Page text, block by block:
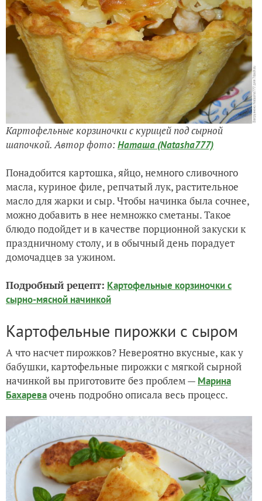
Картофельные корзиночки с курицей под сырной
шапочкой. Автор фото:Наташа (Natasha777)
Понадобится картошка, яйцо, немного сливочного
масла, куриное филе, репчатый лук, растительное
масло для жарки и сыр. Чтобы начинка была сочнее,
можно добавить в нее немножко сметаны. Такое
блюдо подойдет и в качестве порционной закуски к
праздничному столу, и в обычный день порадует
домочадцев за ужином.
Подробный рецепт: Картофельные корзиночки с
сырно-мясной начинкой
Картофельные пирожки с сыром
А что насчет пирожков? Невероятно вкусные, как у
бабушки, картофельные пирожки с мягкой сырной
начинкой вы приготовите без проблем — Марина
Бахареваочень подробно описала весь процесс.